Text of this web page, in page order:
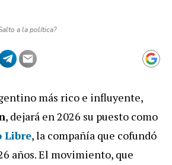
a la política?
más rico e influyente,
, dejará en 2026 su puesto como
Libre, la compañía que cofundó
años. El movimiento, que